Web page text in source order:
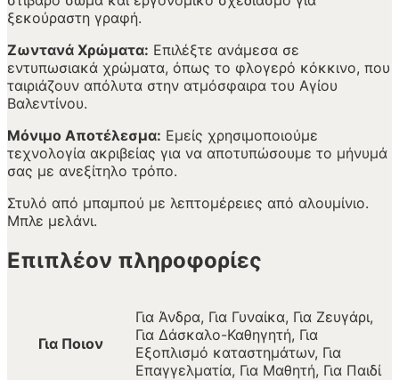
ξεκούραστη γραφή.
Ζωντανά Χρώματα: Επιλέξτε ανάμεσα σε
εντυπωσιακά χρώματα, όπως το φλογερό κόκκινο, που
ταιριάζουν απόλυτα στην ατμόσφαιρα του Αγίου
Βαλεντίνου.
Μόνιμο Αποτέλεσμα: Εμείς χρησιμοποιούμε
τεχνολογία ακριβείας για να αποτυπώσουμε το μήνυμά
σας με ανεξίτηλο τρόπο.
Στυλό από μπαμπού με λεπτομέρειες από αλουμίνιο.
Μπλε μελάνι.
Επιπλέον πληροφορίες
Για Ποιον
Για Άνδρα, Για Γυναίκα, Για Ζευγάρι,
Για Δάσκαλο-Καθηγητή, Για
Εξοπλισμό καταστημάτων, Για
Επαγγελματία, Για Μαθητή, Για Παιδί